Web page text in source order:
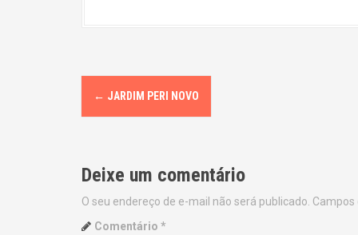
P
o
t
n
← JARDIM PERI NOVO
Deixe um comentário
O seu endereço de e-mail não será publicado.
Comentário *